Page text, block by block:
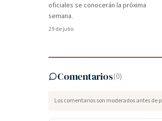
oficiales se conocerán la próxima
semana.
29 de julio
Comentarios(0)
Los comentarios son moderados antes de